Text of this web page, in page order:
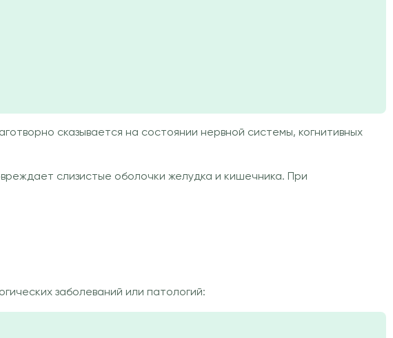
сказывается на состоянии нервной системы, когнитивных
слизистые оболочки желудка и кишечника. При
заболеваний или патологий: